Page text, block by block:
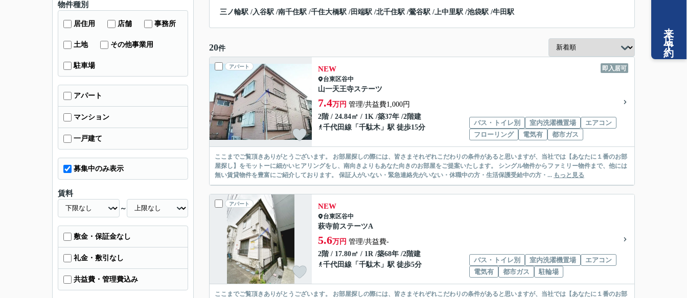
三ノ輪駅 /入谷駅 /南千住駅 /千住大橋駅 /田端駅 /北千住駅 /鶯谷駅 /上中里駅 /池袋駅 /牛田駅
20件
アパート 即入居可
NEW
台東区谷中
山一天王寺ステーツ
7.4万円 管理/共益費1,000円
2階 / 24.84㎡ / 1K /築37年 /2階建
千代田線 「 千駄木 」駅 徒歩15分
バス・トイレ別 室内洗濯機置場
エアコン
フローリング
電気有 都市ガス
ここまでご覧頂きありがとうございます。 お部屋探しの際には、皆さまそれぞれこだわりの条件があると思いますが、当社では【あなたに１番のお部
屋探し】をモットーに細かいヒアリングをし、南向きよりもあなた向きのお部屋をご提案いたします。 シングル物件からファミリー物件まで、他には
無い賃貸物件を豊富にご紹介しております。 保証人がいない・緊急連絡先がいない・休職中の方・生活保護受給中の方・... もっと見る
アパート NEW
台東区谷中
萩寺前ステーツA
5.6万円 管理/共益費-
2階 / 17.80㎡ / 1R /築68年 /2階建
千代田線 「 千駄木 」駅 徒歩5分
バス・トイレ別 室内洗濯機置場
エアコン
電気有
都市ガス 駐輪場
ここまでご覧頂きありがとうございます。 お部屋探しの際には、皆さまそれぞれこだわりの条件があると思いますが、当社では【あなたに１番のお部
物件種別
居住用 店舗 事務所
土地 その他事業用
駐車場
アパート
マンション
一戸建て
募集中のみ表示
賃料
～
敷金・保証金なし
礼金・敷引なし
共益費・管理費込み
来店予約